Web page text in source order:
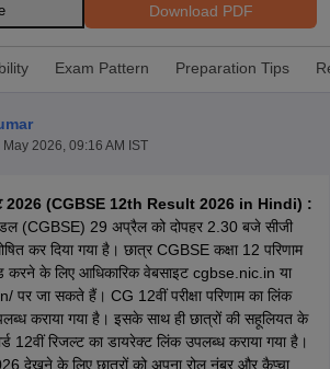
2026
AP FA1 Exam Time Table 2026
Result 2026
TN 11th Arrear Result 2026
Board Result Marksheet 2026
CBSE Class 12 Result Link 2026
Punjab
Paper 2026 Second ExamCBSE 10th
2026 TS Inter Supplementary Question
UK Board 10th Goa Board SSC PSEB 10th
Download PDF
Exam Pattern Preparation Tips
May 2026, 09:16 AM IST
2026 (CGBSE 12th Result 2026 in Hindi) :
मंडल (CGBSE) 29 अप्रैल को दोपहर 2.30 बजे सीजी
कर दिया गया है। छात्र CGBSE कक्षा 12 परिणाम
के लिए आधिकारिक वेबसाइट cgbse.nic.in या
जा सकते हैं। CG 12वीं परीक्षा परिणाम का लिंक
कराया गया है। इसके साथ ही छात्रों की सहूलियत के
12वीं रिजल्ट का डायरेक्ट लिंक उपलब्ध कराया गया है।
देखने के लिए छात्रों को अपना रोल नंबर और कैप्चा